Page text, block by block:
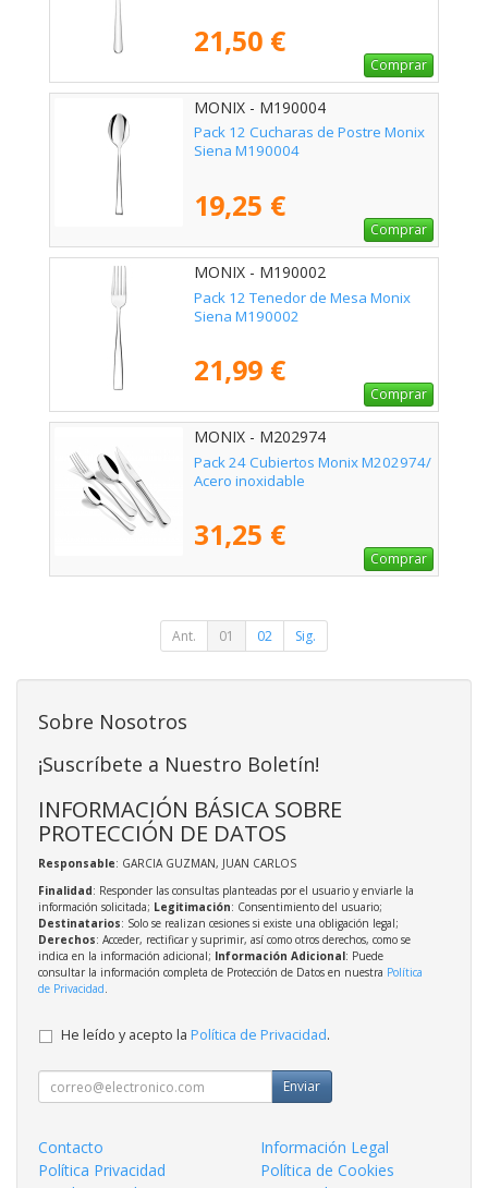
21,50 €
Comprar
MONIX - M190004
Pack 12 Cucharas de Postre Monix
Siena M190004
19,25 €
Comprar
MONIX - M190002
Pack 12 Tenedor de Mesa Monix
Siena M190002
21,99 €
Comprar
MONIX - M202974
Pack 24 Cubiertos Monix M202974/
Acero inoxidable
31,25 €
Comprar
Ant. 01 02 Sig.
Sobre Nosotros
¡Suscríbete a Nuestro Boletín!
INFORMACIÓN BÁSICA SOBRE
PROTECCIÓN DE DATOS
Responsable: GARCIA GUZMAN, JUAN CARLOS
Finalidad: Responder las consultas planteadas por el usuario y enviarle la
información solicitada; Legitimación: Consentimiento del usuario;
Destinatarios: Solo se realizan cesiones si existe una obligación legal;
Derechos: Acceder, rectificar y suprimir, así como otros derechos, como se
indica en la información adicional; Información Adicional: Puede
consultar la información completa de Protección de Datos en nuestra Política
de Privacidad.
He leído y acepto la Política de Privacidad.
Enviar
Contacto
Información Legal
Política Privacidad
Política de Cookies